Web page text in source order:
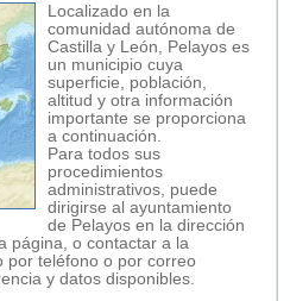
Localizado en la
comunidad autónoma de
Castilla y León, Pelayos es
un municipio cuya
superficie, población,
altitud y otra información
importante se proporciona
a continuación.
Para todos sus
procedimientos
administrativos, puede
dirigirse al ayuntamiento
de Pelayos en la dirección
página, o contactar a la
por teléfono o por correo
y datos disponibles.